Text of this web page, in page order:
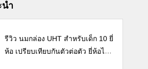
ำ
รีวิว นมกล่อง UHT สำหรับเด็ก 10 ยี่
ห้อ เปรียบเทียบกันตัวต่อตัว ยี่ห้อไห